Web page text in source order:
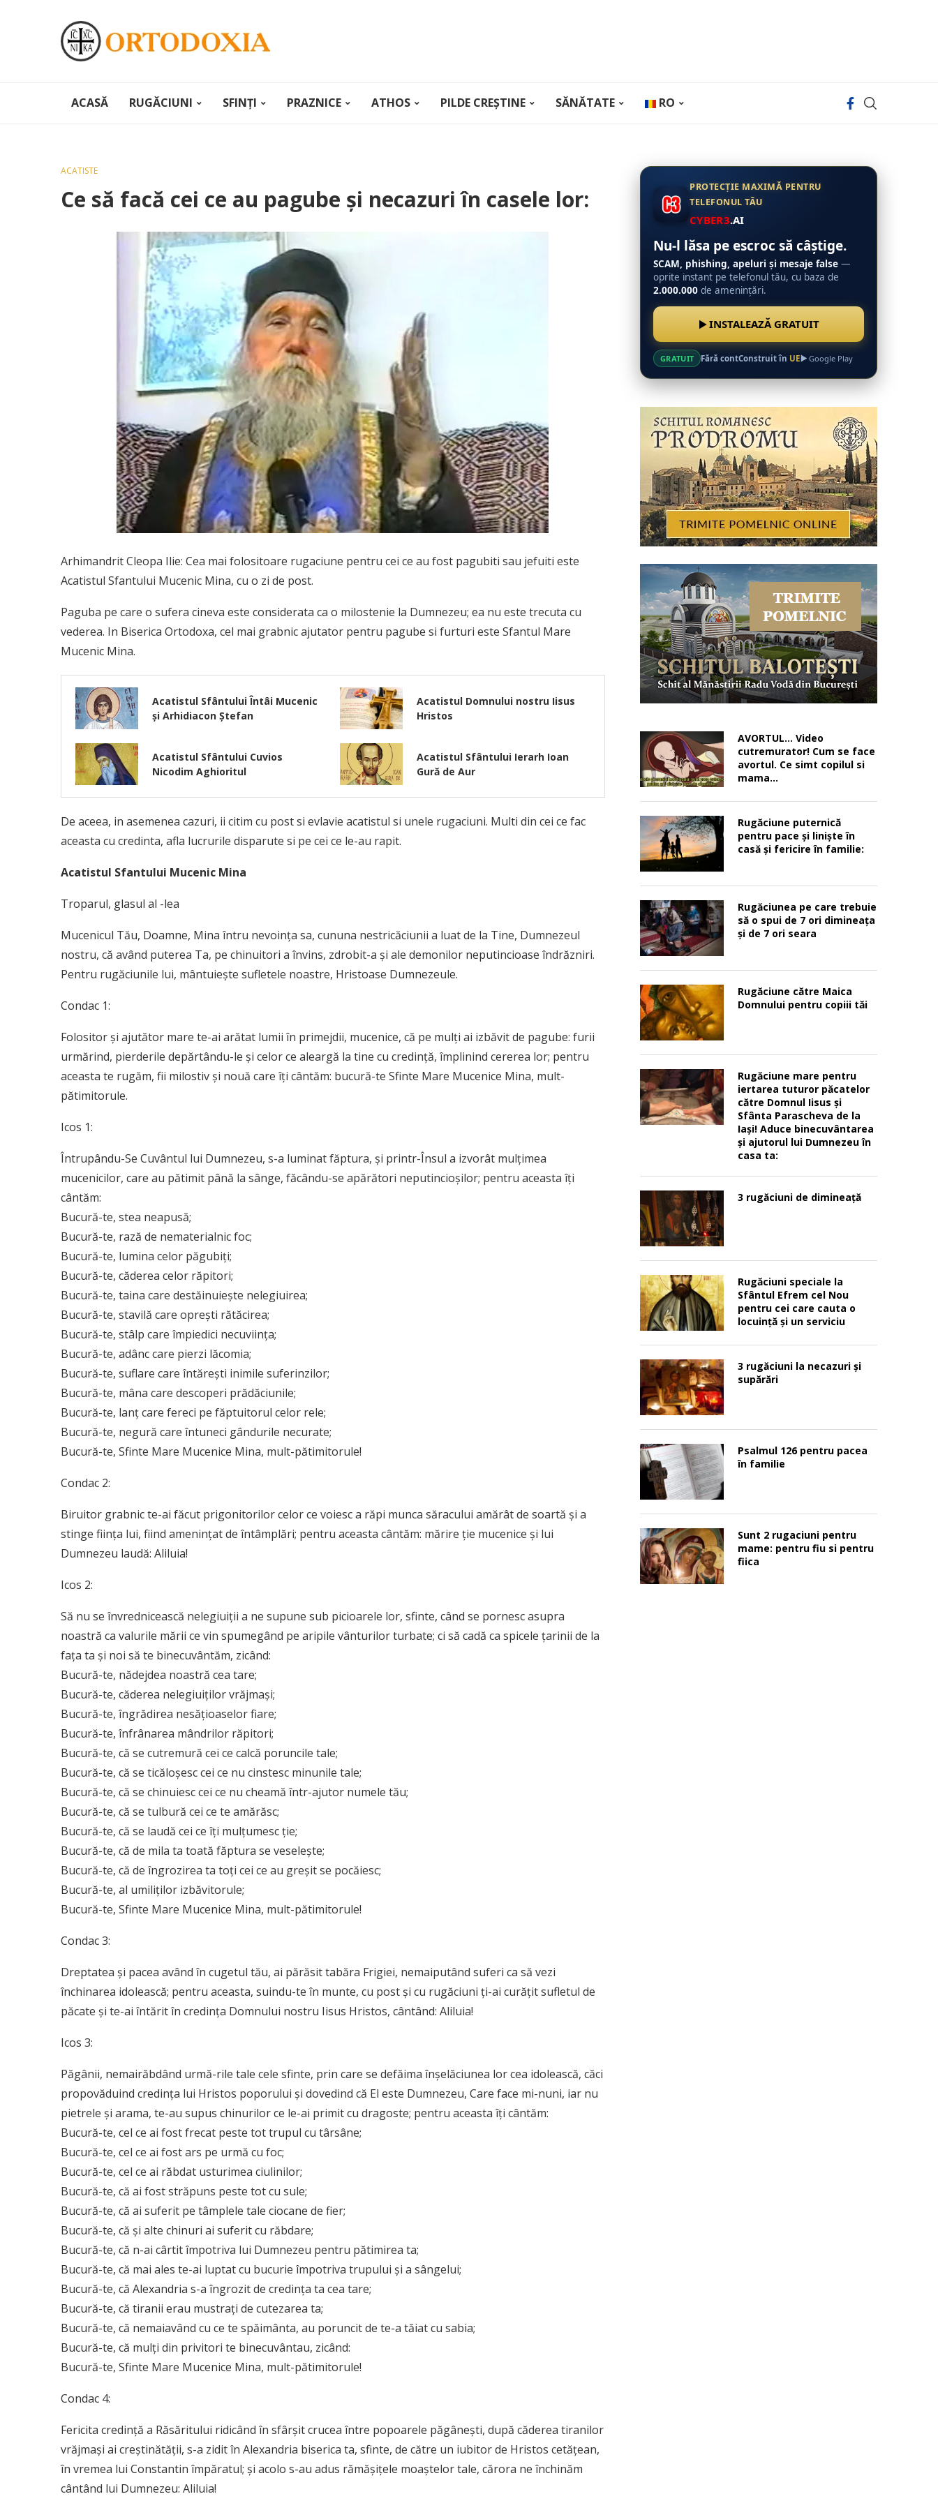
ACASĂ RUGĂCIUNI SFINȚI PRAZNICE ATHOS PILDE CREȘTINE SĂNĂTATE RO
ACATISTE
Ce să facă cei ce au pagube și necazuri în casele lor:
Arhimandrit Cleopa Ilie: Cea mai folositoare rugaciune pentru cei ce au fost pagubiti sau jefuiti este
Acatistul Sfantului Mucenic Mina, cu o zi de post.
Paguba pe care o sufera cineva este considerata ca o milostenie la Dumnezeu; ea nu este trecuta cu
vederea. In Biserica Ortodoxa, cel mai grabnic ajutator pentru pagube si furturi este Sfantul Mare
Mucenic Mina.
Acatistul Sfântului Întâi Mucenic
şi Arhidiacon Ştefan
Acatistul Domnului nostru Iisus
Hristos
Acatistul Sfântului Cuvios
Nicodim Aghioritul
Acatistul Sfântului Ierarh Ioan
Gură de Aur
De aceea, in asemenea cazuri, ii citim cu post si evlavie acatistul si unele rugaciuni. Multi din cei ce fac
aceasta cu credinta, afla lucrurile disparute si pe cei ce le-au rapit.
Acatistul Sfantului Mucenic Mina
Troparul, glasul al -lea
Mucenicul Tău, Doamne, Mina întru nevoința sa, cununa nestricăciunii a luat de la Tine, Dumnezeul
nostru, că având puterea Ta, pe chinuitori a învins, zdrobit-a și ale demonilor neputincioase îndrăzniri.
Pentru rugăciunile lui, mântuiește sufletele noastre, Hristoase Dumnezeule.
Condac 1:
Folositor și ajutător mare te-ai arătat lumii în primejdii, mucenice, că pe mulți ai izbăvit de pagube: furii
urmărind, pierderile depărtându-le și celor ce aleargă la tine cu credință, împlinind cererea lor; pentru
aceasta te rugăm, fii milostiv și nouă care îți cântăm: bucură-te Sfinte Mare Mucenice Mina, mult-
pătimitorule.
Icos 1:
Întrupându-Se Cuvântul lui Dumnezeu, s-a luminat făptura, și printr-Însul a izvorât mulțimea
mucenicilor, care au pătimit până la sânge, făcându-se apărători neputincioșilor; pentru aceasta îți
cântăm:
Bucură-te, stea neapusă;
Bucură-te, rază de nematerialnic foc;
Bucură-te, lumina celor păgubiți;
Bucură-te, căderea celor răpitori;
Bucură-te, taina care destăinuiește nelegiuirea;
Bucură-te, stavilă care oprești rătăcirea;
Bucură-te, stâlp care împiedici necuviința;
Bucură-te, adânc care pierzi lăcomia;
Bucură-te, suflare care întărești inimile suferinzilor;
Bucură-te, mâna care descoperi prădăciunile;
Bucură-te, lanț care fereci pe făptuitorul celor rele;
Bucură-te, negură care întuneci gândurile necurate;
Bucură-te, Sfinte Mare Mucenice Mina, mult-pătimitorule!
Condac 2:
Biruitor grabnic te-ai făcut prigonitorilor celor ce voiesc a răpi munca săracului amărât de soartă și a
stinge ființa lui, fiind amenințat de întâmplări; pentru aceasta cântăm: mărire ție mucenice și lui
Dumnezeu laudă: Aliluia!
Icos 2:
Să nu se învrednicească nelegiuiții a ne supune sub picioarele lor, sfinte, când se pornesc asupra
noastră ca valurile mării ce vin spumegând pe aripile vânturilor turbate; ci să cadă ca spicele țarinii de la
fața ta și noi să te binecuvântăm, zicând:
Bucură-te, nădejdea noastră cea tare;
Bucură-te, căderea nelegiuiților vrăjmași;
Bucură-te, îngrădirea nesățioaselor fiare;
Bucură-te, înfrânarea mândrilor răpitori;
Bucură-te, că se cutremură cei ce calcă poruncile tale;
Bucură-te, că se ticăloșesc cei ce nu cinstesc minunile tale;
Bucură-te, că se chinuiesc cei ce nu cheamă într-ajutor numele tău;
Bucură-te, că se tulbură cei ce te amărăsc;
Bucură-te, că se laudă cei ce îți mulțumesc ție;
Bucură-te, că de mila ta toată făptura se veselește;
Bucură-te, că de îngrozirea ta toți cei ce au greșit se pocăiesc;
Bucură-te, al umiliților izbăvitorule;
Bucură-te, Sfinte Mare Mucenice Mina, mult-pătimitorule!
Condac 3:
Dreptatea și pacea având în cugetul tău, ai părăsit tabăra Frigiei, nemaiputând suferi ca să vezi
închinarea idolească; pentru aceasta, suindu-te în munte, cu post și cu rugăciuni ți-ai curățit sufletul de
păcate și te-ai întărit în credința Domnului nostru Iisus Hristos, cântând: Aliluia!
Icos 3:
Păgânii, nemairăbdând urmă-rile tale cele sfinte, prin care se defăima înșelăciunea lor cea idolească, căci
propovăduind credința lui Hristos poporului și dovedind că El este Dumnezeu, Care face mi-nuni, iar nu
pietrele și arama, te-au supus chinurilor ce le-ai primit cu dragoste; pentru aceasta îți cântăm:
Bucură-te, cel ce ai fost frecat peste tot trupul cu târsâne;
Bucură-te, cel ce ai fost ars pe urmă cu foc;
Bucură-te, cel ce ai răbdat usturimea ciulinilor;
Bucură-te, că ai fost străpuns peste tot cu sule;
Bucură-te, că ai suferit pe tâmplele tale ciocane de fier;
Bucură-te, că și alte chinuri ai suferit cu răbdare;
Bucură-te, că n-ai cârtit împotriva lui Dumnezeu pentru pătimirea ta;
Bucură-te, că mai ales te-ai luptat cu bucurie împotriva trupului și a sângelui;
Bucură-te, că Alexandria s-a îngrozit de credința ta cea tare;
Bucură-te, că tiranii erau mustrați de cutezarea ta;
Bucură-te, că nemaiavând cu ce te spăimânta, au poruncit de te-a tăiat cu sabia;
Bucură-te, că mulți din privitori te binecuvântau, zicând:
Bucură-te, Sfinte Mare Mucenice Mina, mult-pătimitorule!
Condac 4:
Fericita credință a Răsăritului ridicând în sfârșit crucea între popoarele păgânești, după căderea tiranilor
vrăjmași ai creștinătății, s-a zidit în Alexandria biserica ta, sfinte, de către un iubitor de Hristos cetățean,
în vremea lui Constantin împăratul; și acolo s-au adus rămășițele moaștelor tale, cărora ne închinăm
cântând lui Dumnezeu: Aliluia!
PROTECȚIE MAXIMĂ PENTRU
TELEFONUL TĂU
CYBER3.AI
Nu-l lăsa pe escroc să câștige.
SCAM, phishing, apeluri și mesaje false —
oprite instant pe telefonul tău, cu baza de
2.000.000 de amenințări.
INSTALEAZĂ GRATUIT
GRATUIT Fără contConstruit în UE Google Play
AVORTUL… Video
cutremurator! Cum se face
avortul. Ce simt copilul si
mama…
Rugăciune puternică
pentru pace şi linişte în
casă şi fericire în familie:
Rugăciunea pe care trebuie
să o spui de 7 ori dimineața
și de 7 ori seara
Rugăciune către Maica
Domnului pentru copiii tăi
Rugăciune mare pentru
iertarea tuturor păcatelor
către Domnul Iisus şi
Sfânta Parascheva de la
Iaşi! Aduce binecuvântarea
şi ajutorul lui Dumnezeu în
casa ta:
3 rugăciuni de dimineață
Rugăciuni speciale la
Sfântul Efrem cel Nou
pentru cei care cauta o
locuinţă şi un serviciu
3 rugăciuni la necazuri și
supărări
Psalmul 126 pentru pacea
în familie
Sunt 2 rugaciuni pentru
mame: pentru fiu si pentru
fiica